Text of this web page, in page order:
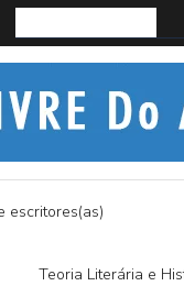
do Alvito – SEMI-
escritores(as)
Teoria Literária e